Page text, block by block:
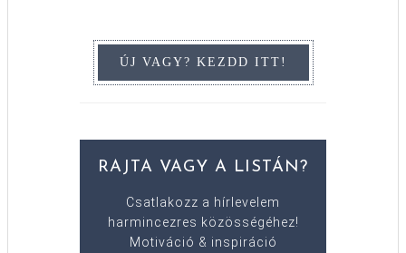
RAJTA VAGY A LISTÁN?
Csatlakozz a hírlevelem
harmincezres közösségéhez!
Motiváció & inspiráció